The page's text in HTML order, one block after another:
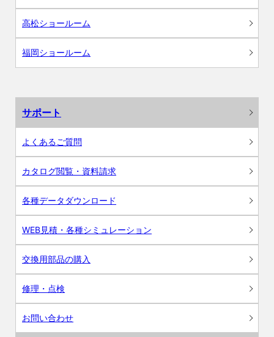
高松ショールーム
福岡ショールーム
サポート
よくあるご質問
カタログ閲覧・資料請求
各種データダウンロード
WEB見積・各種シミュレーション
交換用部品の購入
修理・点検
お問い合わせ